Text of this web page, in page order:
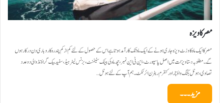
مصر کا ویزہ
مصر کا ایک ماہ کا وزٹ ویزہ جاری ہونے کے ایک ماہ تک کارآمد ہوتا ہے اس کے حصول کے لئے کم از کم پندرہ کاروباری دن درکار ہوں
گے۔ مطلوبہ دستاویزات میں اصل پاسپورٹ،این ٹی این نمبر،چھ ماہ کی بینک سٹیٹمنٹ،بزنس لیٹر ہیڈ،سفید بیک گراؤنڈ والی دو عدد
تصاوی،ہوٹل بکنگ واؤچراور کنفرم ریٹرن ائرٹکٹ۔ ہم آپ کے لئے ہوٹل…
مزید۔۔۔